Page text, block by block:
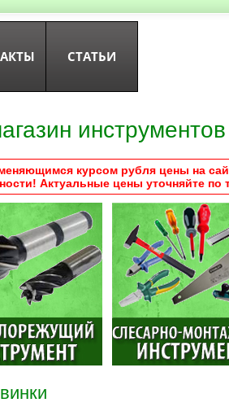
СТАТЬИ
курсом рубля цены на
Актуальные цены уточняйте по